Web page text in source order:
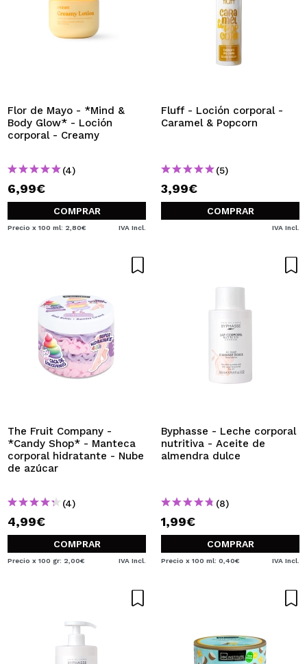
Flor de Mayo - *Mind &
Body Glow* - Loción
corporal - Creamy
(4)
6,99€
COMPRAR
Precio x 100 ml: 2,80€ IVA Incl.
Fluff - Loción corporal -
Caramel & Popcorn
(5)
3,99€
COMPRAR
IVA Incl.
The Fruit Company -
*Candy Shop* - Manteca
corporal hidratante - Nube
de azúcar
(4)
4,99€
COMPRAR
Precio x 100 gr: 2,00€ IVA Incl.
Byphasse - Leche corporal
nutritiva - Aceite de
almendra dulce
(8)
1,99€
COMPRAR
Precio x 100 ml: 0,40€ IVA Incl.